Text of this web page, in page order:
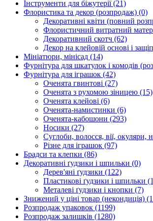
Інструменти для біжутерії(21)
Флористика та декор (розпродаж) (0)
Декоративні квіти (повний
Флористичний витратний
Декоративний скотч (62)
Декор на клейовій основі і
Мініатюри, мінісад (14)
Фурнітура для шкатулок і комодів
Фурнітура для іграшок (42)
Оченята гвинтові (27)
Оченята з рухомою зіницею (15)
Оченята клейові (6)
Оченята-намистинки (6)
Оченята-кабошони (293)
Носики (27)
Суглоби, волосся, вії, окуляри,
Різне для іграшок (97)
Брадси та клепки (86)
Декоративні ґудзики і шпильки (0)
Дерев'яні ґудзики (122)
Пластикові ґудзики і шпильки
Металеві ґудзики і кнопки (7)
Знижений у ціні товар (некондиція)
Розпродаж упаковок (1199)
Розпродаж залишків (1280)